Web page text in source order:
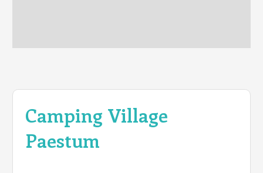
Camping Village
Paestum